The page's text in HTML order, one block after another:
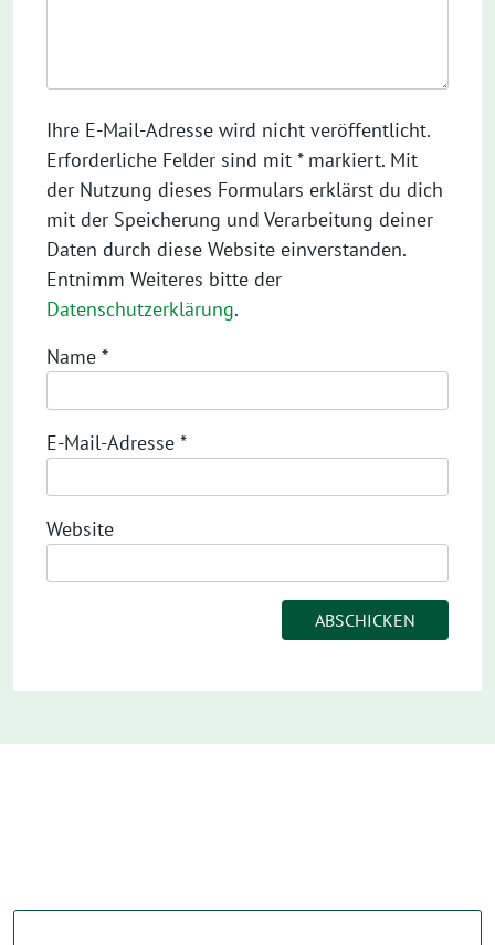
Ihre E-Mail-Adresse wird nicht veröffentlicht.
Erforderliche Felder sind mit * markiert. Mit
der Nutzung dieses Formulars erklärst du dich
mit der Speicherung und Verarbeitung deiner
Daten durch diese Website einverstanden.
Entnimm Weiteres bitte der
Datenschutzerklärung.
Name *
E-Mail-Adresse *
Website